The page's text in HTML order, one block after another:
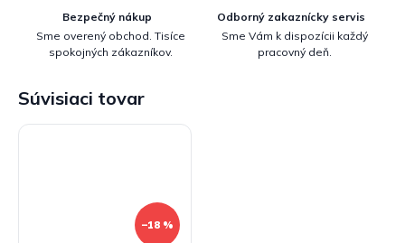
Bezpečný nákup
Sme overený obchod. Tisíce
spokojných zákazníkov.
Odborný zakaznícky servis
Sme Vám k dispozícii každý
pracovný deň.
Súvisiaci tovar
–18 %